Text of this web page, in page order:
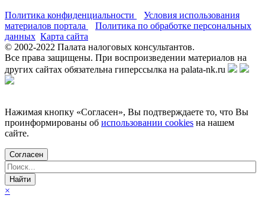
Политика конфиденциальности
Условия использования
материалов портала
Политика по обработке персональных
данных Карта сайта
© 2002-2022 Палата налоговых консультантов.
Все права защищены. При воспроизведении материалов на
других сайтах обязательна гиперссылка на palata-nk.ru
Нажимая кнопку «Согласен», Вы подтверждаете то, что Вы
проинформированы об использовании cookies на нашем
сайте.
Согласен
×